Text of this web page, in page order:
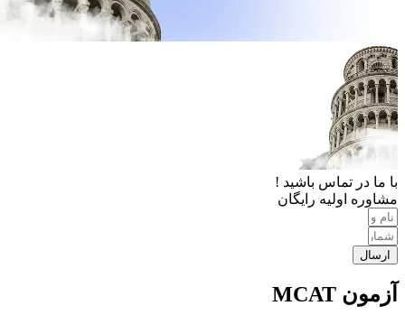
با ما در تماس باشید !
مشاوره اولیه رایگان
ارسال
آزمون MCAT